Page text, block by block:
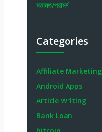
মতামত/পরামর্শ
Categories
Affiliate Marketing
Android Apps
Article Writing
Bank Loan